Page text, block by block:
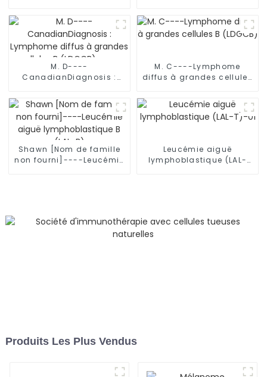
leucémie
M. D----
CanadianDiagnosis :
grandes cellules B
(LDGCB) avec mutation
du gène TP53
M. C----Lymphome
diffus à grandes cellules
Shawn [Nom de famille
non fourni]----Leucémie
Leucémie aiguë
lymphoblastique (LAL-
Produits Les Plus Vendus